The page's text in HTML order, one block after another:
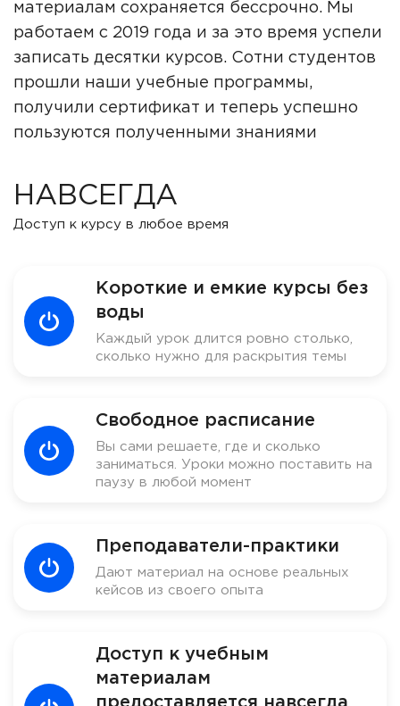
материалам сохраняется бессрочно. Мы
работаем с 2019 года и за это время успели
записать десятки курсов. Сотни студентов
прошли наши учебные программы,
получили сертификат и теперь успешно
пользуются полученными знаниями
НАВСЕГДА
Доступ к курсу в любое время
Короткие и емкие курсы без
воды
Каждый урок длится ровно столько,
сколько нужно для раскрытия темы
Свободное расписание
Вы сами решаете, где и сколько
заниматься. Уроки можно поставить на
паузу в любой момент
Преподаватели-практики
Дают материал на основе реальных
кейсов из своего опыта
Доступ к учебным
материалам
предоставляется навсегда